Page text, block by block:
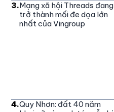
3.Mạng xã hội Threads đang
trở thành mối đe dọa lớn
nhất của Vingroup
4.Quy Nhơn: đất 40 năm